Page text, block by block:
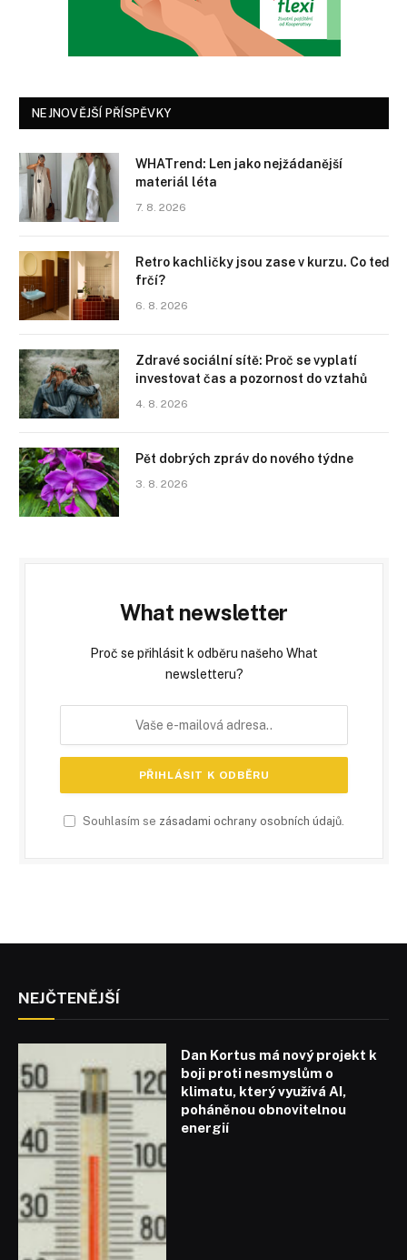
NEJNOVĚJŠÍ PŘÍSPĚVKY
WHATrend: Len jako nejžádanější
materiál léta
7. 8. 2026
Retro kachličky jsou zase v kurzu. Co teď
frčí?
6. 8. 2026
Zdravé sociální sítě: Proč se vyplatí
investovat čas a pozornost do vztahů
4. 8. 2026
Pět dobrých zpráv do nového týdne
3. 8. 2026
What newsletter
Proč se přihlásit k odběru našeho What
newsletteru?
Souhlasím se zásadami ochrany osobních údajů.
NEJČTENĚJŠÍ
Dan Kortus má nový projekt k
boji proti nesmyslům o
klimatu, který využívá AI,
poháněnou obnovitelnou
energií